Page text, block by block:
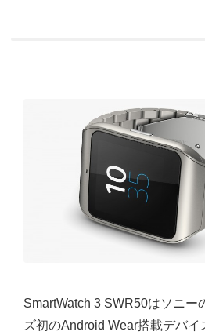
SmartWatch 3 SWR50はソニー
ズ初のAndroid Wear搭載デバ